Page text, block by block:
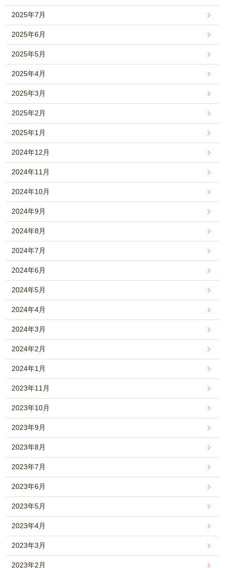
2025年7月
2025年6月
2025年5月
2025年4月
2025年3月
2025年2月
2025年1月
2024年12月
2024年11月
2024年10月
2024年9月
2024年8月
2024年7月
2024年6月
2024年5月
2024年4月
2024年3月
2024年2月
2024年1月
2023年11月
2023年10月
2023年9月
2023年8月
2023年7月
2023年6月
2023年5月
2023年4月
2023年3月
2023年2月